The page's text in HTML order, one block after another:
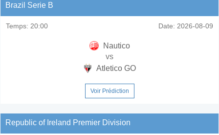
Brazil Serie B
Temps: 20:00 Date: 2026-08-09
Nautico
vs
Atletico GO
Voir Prédiction
Republic of Ireland Premier Division